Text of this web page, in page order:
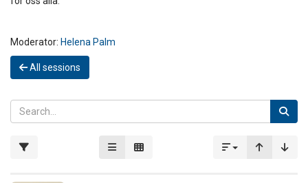
Moderator: Helena Palm
All sessions